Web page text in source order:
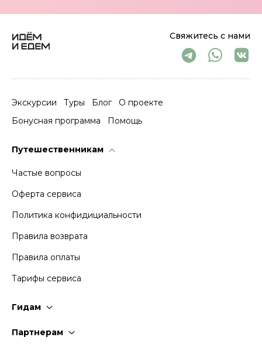
Свяжитесь с нами
Экскурсии Туры Блог
О проекте
Бонусная программа
Помощь
Путешественникам
Частые вопросы
Оферта сервиса
Политика конфидициальности
Правила возврата
Правила оплаты
Тарифы сервиса
Гидам
Партнерам